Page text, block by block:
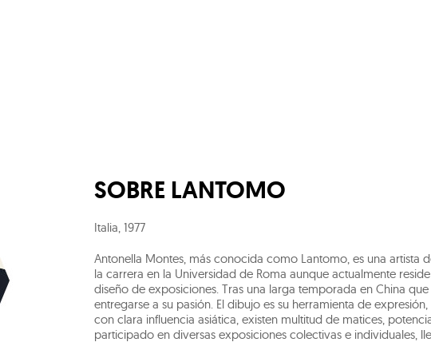
SOBRE LANTOMO
Italia, 1977
Antonella Montes, más conocida como Lantomo, es una
la carrera en la Universidad de Roma aunque actualmente
diseño de exposiciones. Tras una larga temporada en China
entregarse a su pasión. El dibujo es su herramienta de
con clara influencia asiática, existen multitud de matices,
participado en diversas exposiciones colectivas e individuales,